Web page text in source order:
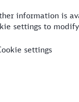
05:54
(Main) Hbf